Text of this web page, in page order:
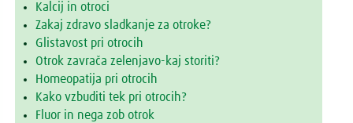
Kalcij in otroci
Zakaj zdravo sladkanje za otroke?
Glistavost pri otrocih
Otrok zavrača zelenjavo-kaj storiti?
Homeopatija pri otrocih
Kako vzbuditi tek pri otrocih?
Fluor in nega zob otrok